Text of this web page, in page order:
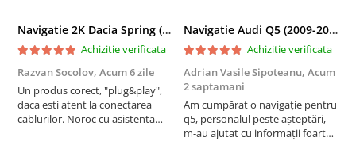
Navigatie 2K Dacia Spring (2021- Prezent), Android, S-Quadcore / 4GB RAM + 64GB ROM, 9.5 Inch - AD-BGS90042K+AD-BGRKIT366V4s
Achizitie verificata
Razvan Socolov, Acum 6 zile
Un produs corect, "plug&play",
daca esti atent la conectarea
cablurilor. Noroc cu asistenta
Navigatie Audi Q5 (2009-2017), Linux OS & OEM, MMI 3G, CarPlay & Android Auto Wireless, MirrorLink, Camera AHD, 12.3 Inch - AD-BGAALNXH+AD-BGRKITQ5002
Achizitie verificata
Adrian Vasile Sipoteanu, Acum
2 saptamani
Am cumpărat o navigație pentru
q5, personalul peste așteptări,
m-au ajutat cu informații foarte